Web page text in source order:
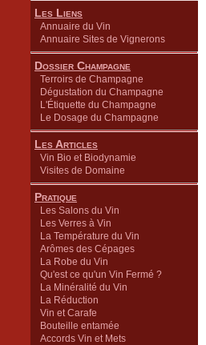
Les Liens
Annuaire du Vin
Annuaire Sites de Vignerons
Dossier Champagne
Terroirs de Champagne
Dégustation du Champagne
L'Étiquette du Champagne
Le Dosage du Champagne
Les Articles
Vin Bio et Biodynamie
Visites de Domaine
Pratique
Les Salons du Vin
Les Verres à Vin
La Température du Vin
Arômes des Cépages
La Robe du Vin
Qu'est ce qu'un Vin Fermé ?
La Minéralité du Vin
La Réduction
Vin et Carafe
Bouteille entamée
Accords Vin et Mets